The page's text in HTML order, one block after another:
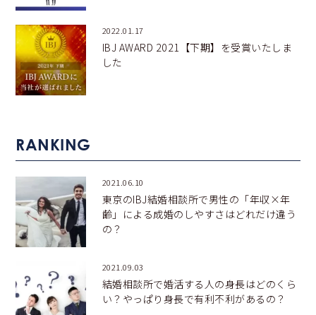
2022.01.17
IBJ AWARD 2021【下期】を受賞いたしま
した
RANKING
2021.06.10
東京のIBJ結婚相談所で男性の「年収×年
齢」による成婚のしやすさはどれだけ違う
の？
2021.09.03
結婚相談所で婚活する人の身長はどのくら
い？やっぱり身長で有利不利があるの？